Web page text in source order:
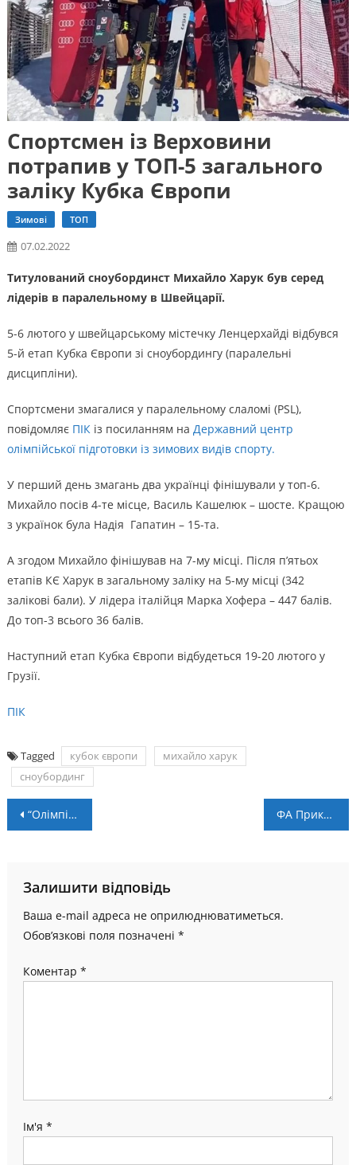
Спортсмен із Верховини
потрапив у ТОП-5 загального
заліку Кубка Європи
Зимові ТОП
07.02.2022
Титулований сноубординст Михайло Харук був серед
лідерів в паралельному в Швейцарії.
5-6 лютого у швейцарському містечку Ленцерхайді відбувся
5-й етап Кубка Європи зі сноубордингу (паралельні
дисципліни).
Спортсмени змагалися у паралельному слаломі (PSL),
повідомляє ПІКіз посиланням на Державний центр
олімпійської підготовки із зимових видів спорту.
У перший день змагань два українці фінішували у топ-6.
Михайло посів 4-те місце, Василь Кашелюк – шосте. Кращою
з українок була Надія Гапатин – 15-та.
А згодом Михайло фінішував на 7-му місці. Після п’ятьох
етапів КЄ Харук в загальному заліку на 5-му місці (342
залікові бали). У лідера італійця Марка Хофера – 447 балів.
До топ-3 всього 36 балів.
Наступний етап Кубка Європи відбудеться 19-20 лютого у
Грузії.
ПІК
Tagged кубок європи
михайло харук
сноубординг
Навігація
“Олімпія-ДЮСШ №2” зазнала першої поразки в сезоні ФА Прикарпаття на мажорній ноті завершила Зимовий кубок ДЮФЛУ
Залишити відповідь
Ваша e-mail адреса не оприлюднюватиметься.
Обов’язкові поля позначені *
Коментар *
Ім'я *